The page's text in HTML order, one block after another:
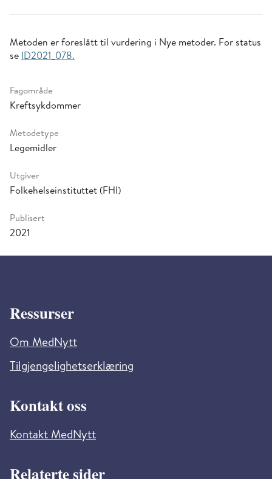
Metoden er foreslått til vurdering i Nye metoder. For status
se ID2021_078.
Fagområde
Kreftsykdommer
Metodetype
Legemidler
Utgiver
Folkehelseinstituttet (FHI)
Publisert
2021
Ressurser
Om MedNytt
Tilgjengelighetserklæring
Kontakt oss
Kontakt MedNytt
Relaterte sider